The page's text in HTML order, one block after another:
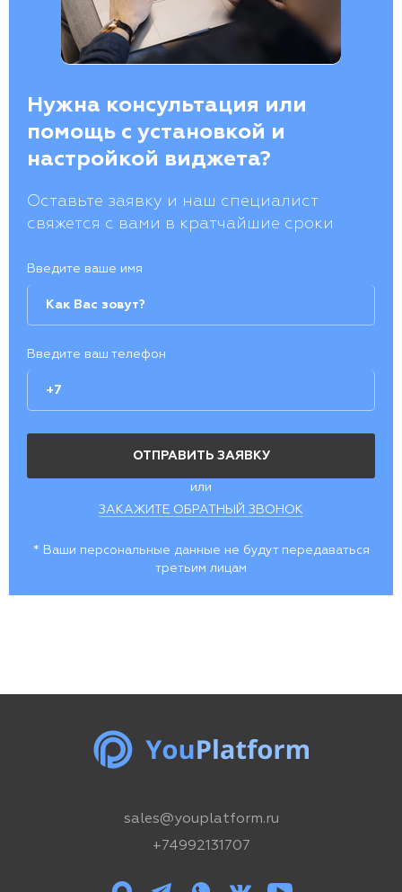
Нужна консультация или
помощь с установкой и
настройкой виджета?
Оставьте заявку и наш специалист
свяжется с вами в кратчайшие сроки
Введите ваше имя
Введите ваш телефон
или
ЗАКАЖИТЕ ОБРАТНЫЙ ЗВОНОК
* Ваши персональные данные не будут передаваться
третьим лицам
sales@youplatform.ru
+74992131707